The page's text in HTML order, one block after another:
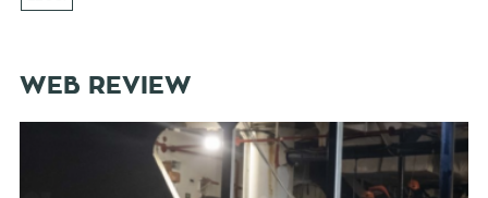
WEB REVIEW